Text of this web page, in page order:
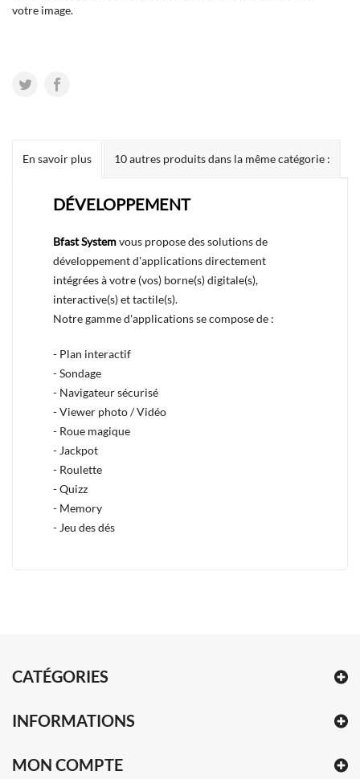
votre image.
En savoir plus 10 autres produits dans la même catégorie :
DÉVELOPPEMENT
Bfast Systemvous propose des solutions de
développement d'applications directement
intégrées à votre (vos) borne(s) digitale(s),
interactive(s) et tactile(s).
Notre gamme d'applications se compose de :
- Plan interactif
- Sondage
- Navigateur sécurisé
- Viewer photo / Vidéo
- Roue magique
- Jackpot
- Roulette
- Quizz
- Memory
- Jeu des dés
CATÉGORIES
INFORMATIONS
MON COMPTE